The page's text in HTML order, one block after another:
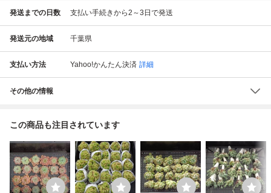
発送までの日数 支払い手続きから2～3日で発送
発送元の地域 千葉県
支払い方法 Yahoo!かんたん決済 詳細
その他の情報
この商品も注目されています